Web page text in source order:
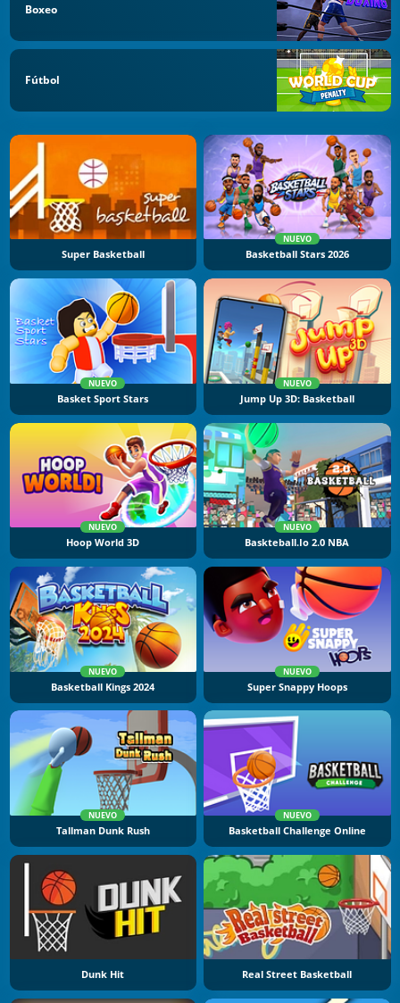
Boxeo
Fútbol
Super Basketball
NUEVO
Basketball Stars 2026
NUEVO
Basket Sport Stars
NUEVO
Jump Up 3D: Basketball
NUEVO
Hoop World 3D
NUEVO
Baskteball.io 2.0 NBA
NUEVO
Basketball Kings 2024
NUEVO
Super Snappy Hoops
NUEVO
Tallman Dunk Rush
NUEVO
Basketball Challenge Online
Dunk Hit Real Street Basketball